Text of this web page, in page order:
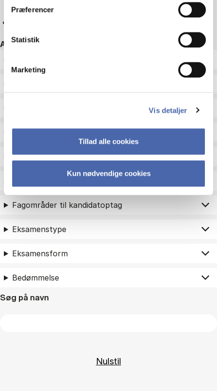
Præferencer
Statistik
Marketing
Vis detaljer
Tillad alle cookies
Kun nødvendige cookies
Andre filtre
Undervisningsperiode
Undervisningsform
Fagområder til kandidatoptag
Eksamenstype
Eksamensform
Bedømmelse
Søg på navn